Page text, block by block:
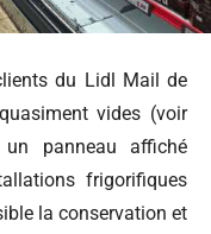
du Lidl Mail de
vides (voir
panneau affiché
frigorifiques
la conservation et